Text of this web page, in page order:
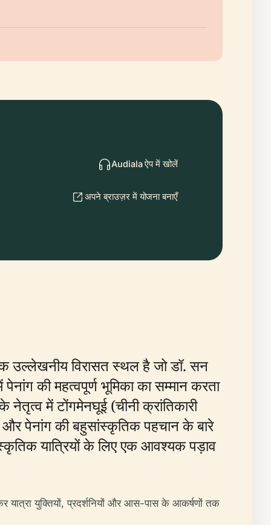
Audiala ऐप में खोलें
अपने ब्राउज़र में योजना बनाएँ
उल्लेखनीय विरासत स्थल है जो डॉ. सन
की महत्वपूर्ण भूमिका का सम्मान करता
में टोंगमेनघूई (चीनी क्रांतिकारी
पेनांग की बहुसांस्कृतिक पहचान के बारे
यात्रियों के लिए एक आवश्यक पड़ाव
यात्रा युक्तियों, प्रदर्शनियों और आस-पास के आकर्षणों तक